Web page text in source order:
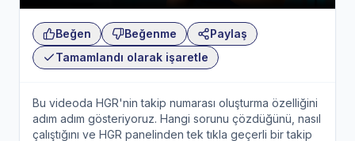
Beğen Beğenme
Paylaş
Tamamlandı olarak işaretle
Bu videoda HGR'nin takip numarası oluşturma özelliğini
adım adım gösteriyoruz. Hangi sorunu çözdüğünü, nasıl
çalıştığını ve HGR panelinden tek tıkla geçerli bir takip